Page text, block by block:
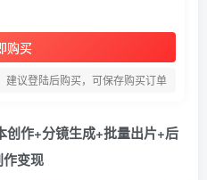
购买
建议登陆后购买，可保存购买订单
创作+分镜生成+批量出片+后
变现